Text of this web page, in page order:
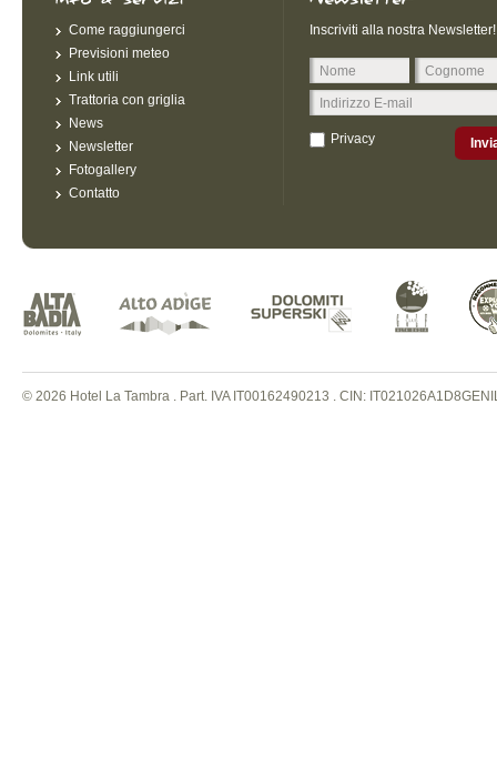
Come raggiungerci
Previsioni meteo
Link utili
Trattoria con griglia
News
Newsletter
Fotogallery
Contatto
Inscriviti alla nostra Newsletter!
Privacy
© 2026 Hotel La Tambra . Part. IVA IT00162490213 . CIN: